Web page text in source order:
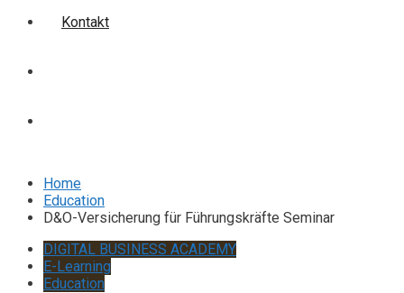
Kontakt
Home
Education
D&O-Versicherung für Führungskräfte Seminar
DIGITAL BUSINESS ACADEMY
E-Learning
Education